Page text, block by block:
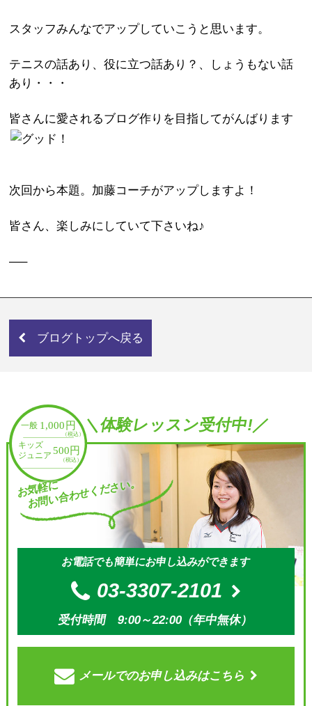
スタッフみんなでアップしていこうと思います。
テニスの話あり、役に立つ話あり？、しょうもない話
あり・・・
皆さんに愛されるブログ作りを目指してがんばります
次回から本題。加藤コーチがアップしますよ！
皆さん、楽しみにしていて下さいね♪
—–
ブログトップへ戻る
＼体験レッスン受付中!／
お気軽に
お問い合わせください。
お電話でも簡単にお申し込みができます
03-3307-2101
受付時間 9:00～22:00（年中無休）
メールでのお申し込みはこちら